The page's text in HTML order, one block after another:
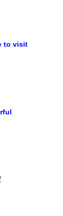
to visit